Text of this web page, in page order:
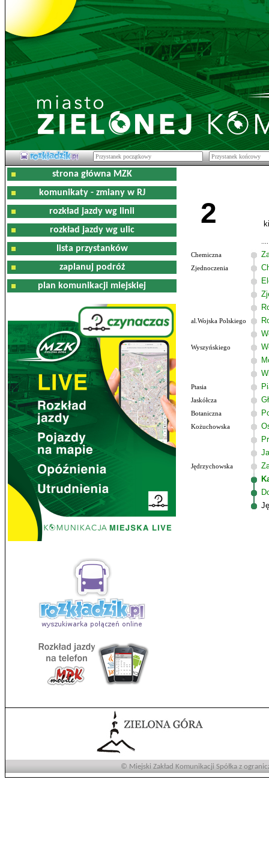
strona główna MZK
komunikaty - zmiany w RJ
rozkład jazdy wg linii
rozkład jazdy wg ulic
lista przystanków
zaplanuj podróż
plan komunikacji miejskiej
2
Chemiczna
Zjednoczenia
al.Wojska Polskiego
Wyszyńskiego
Ptasia
Jaskółcza
Botaniczna
Kożuchowska
Jędrzychowska
© Miejski Zakład Komunikacji Spółka z